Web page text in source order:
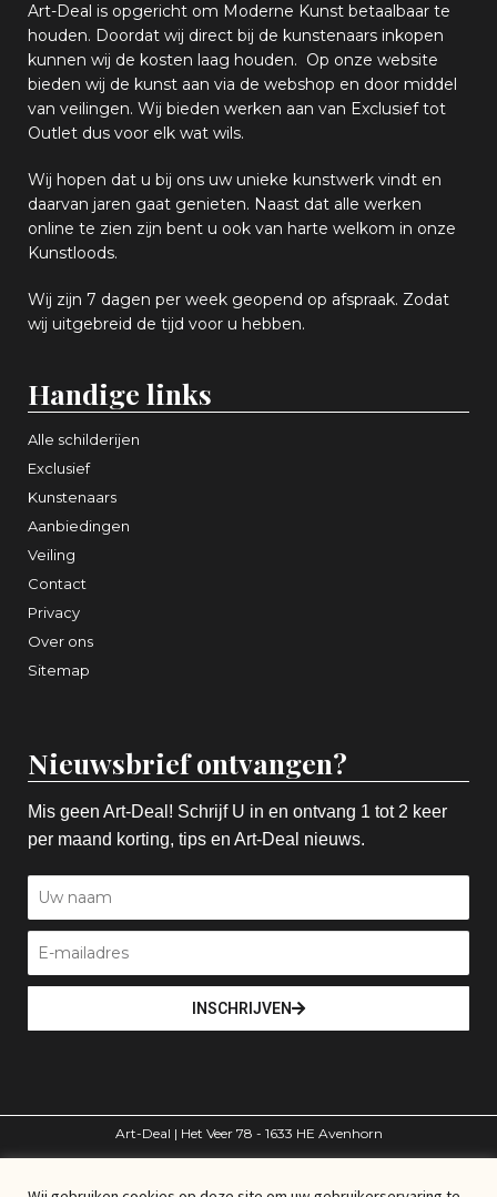
Art-Deal is opgericht om Moderne Kunst betaalbaar te
houden. Doordat wij direct bij de kunstenaars inkopen
kunnen wij de kosten laag houden. Op onze website
bieden wij de kunst aan via de webshop en door middel
van veilingen. Wij bieden werken aan van Exclusief tot
Outlet dus voor elk wat wils.
Wij hopen dat u bij ons uw unieke kunstwerk vindt en
daarvan jaren gaat genieten. Naast dat alle werken
online te zien zijn bent u ook van harte welkom in onze
Kunstloods.
Wij zijn 7 dagen per week geopend op afspraak. Zodat
wij uitgebreid de tijd voor u hebben.
Handige links
Alle schilderijen
Exclusief
Kunstenaars
Aanbiedingen
Veiling
Contact
Privacy
Over ons
Sitemap
Nieuwsbrief ontvangen?
Mis geen Art-Deal! Schrijf U in en ontvang 1 tot 2 keer
per maand korting, tips en Art-Deal nieuws.
INSCHRIJVEN
Art-Deal | Het Veer 78 - 1633 HE Avenhorn